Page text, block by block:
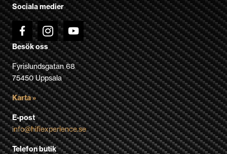
produktsidan
Sociala medier
Besök oss
Fyrislundsgatan 68
75450 Uppsala
Karta »
E-post
info@hifiexperience.se
Telefon butik